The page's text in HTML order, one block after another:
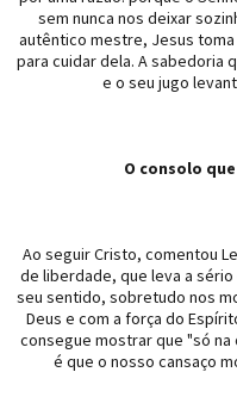
sem nunca nos deixar
autêntico mestre, Jesus
para cuidar dela. A sabedoria
e o seu jugo
O consolo
Ao seguir Cristo, comentou
de liberdade, que leva a
seu sentido, sobretudo nos
Deus e com a força do
consegue mostrar que "só na
é que o nosso cansaço